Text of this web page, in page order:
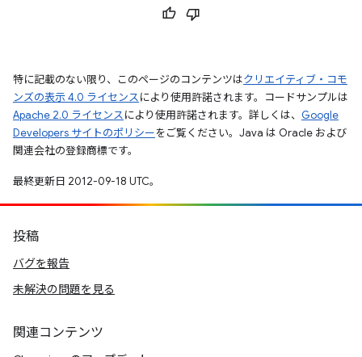
特に記載のない限り、このページのコンテンツはクリエイティブ・コモ
ンズの表示 4.0 ライセンスにより使用許諾されます。コードサンプルは
Apache 2.0 ライセンスにより使用許諾されます。詳しくは、 Google
Developers サイトのポリシーをご覧ください。Java は Oracle および
関連会社の登録商標です。
最終更新日 2012-09-18 UTC。
投稿
バグを報告
未解決の問題を見る
関連コンテンツ